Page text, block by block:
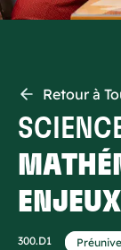
Retour à
300.D1